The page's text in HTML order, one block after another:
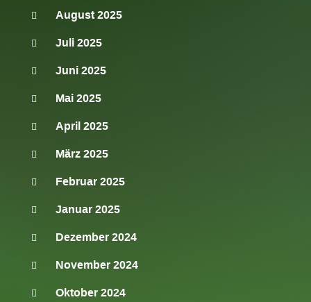
August 2025
Juli 2025
Juni 2025
Mai 2025
April 2025
März 2025
Februar 2025
Januar 2025
Dezember 2024
November 2024
Oktober 2024